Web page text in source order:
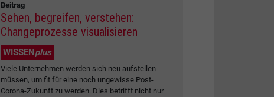
Beitrag
Sehen, begreifen, verstehen:
Changeprozesse visualisieren
WISSENplus
Viele Unternehmen werden sich neu aufstellen
müssen, um fit für eine noch ungewisse Post-
Corona-Zukunft zu werden. Dies betrifft nicht nur